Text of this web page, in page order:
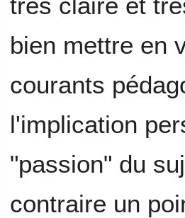
bien mettre en
courants
l'implication
"passion" du
contraire un